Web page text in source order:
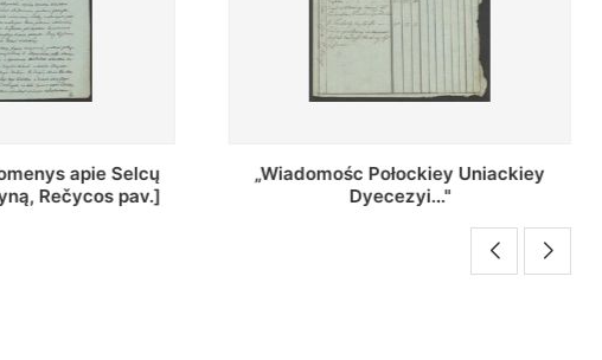
Uniackiey
Regestr Parochow Dekanatu
Brzeskiego